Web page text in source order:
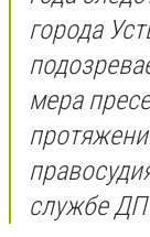
города
мера
службе